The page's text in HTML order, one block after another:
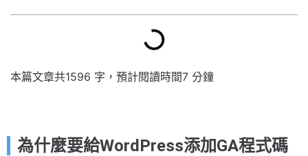
本篇文章共1596 字，預計閱讀時間7 分鐘
為什麼要給WordPress添加GA程式碼